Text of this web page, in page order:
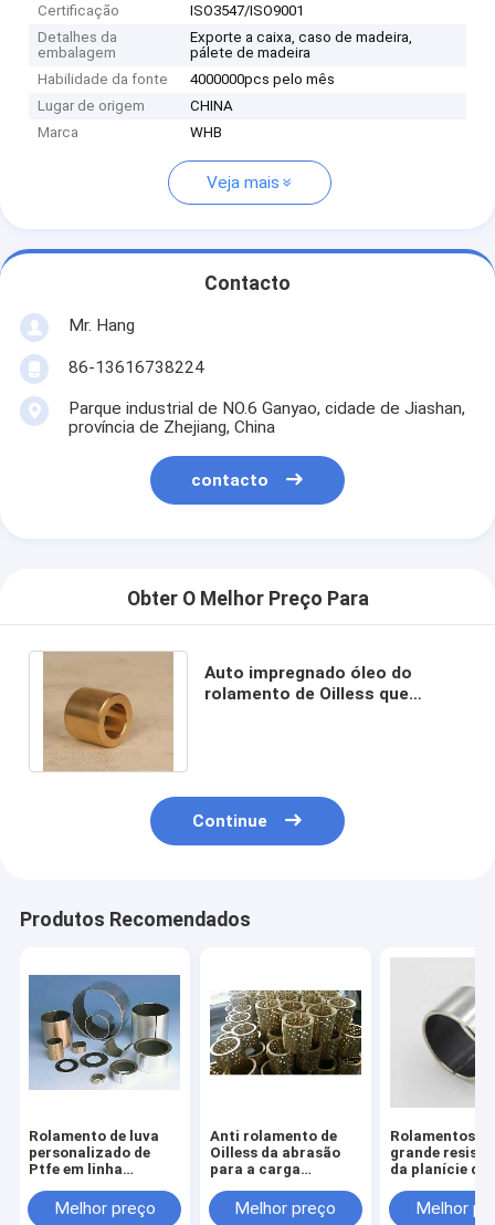
Certificação
ISO3547/ISO9001
Detalhes da
embalagem
Exporte a caixa, caso de madeira,
pálete de madeira
Habilidade da fonte
4000000pcs pelo mês
Lugar de origem
CHINA
Marca
WHB
Veja mais
Contacto
Mr. Hang
86-13616738224
Parque industrial de NO.6 Ganyao, cidade de Jiashan,
província de Zhejiang, China
contacto
Obter O Melhor Preço Para
Auto impregnado óleo do
rolamento de Oilless que
Continue
Produtos Recomendados
Rolamento de luva
personalizado de
Ptfe em linha
condutibilidade
térmica da flange
Melhor preço
Anti rolamento de
Oilless da abrasão
para a carga
Susttainability da
maquinaria da
Melhor preço
Rolamentos de
grande
da planície do
Oilless Bush
maquinaria de
Melhor